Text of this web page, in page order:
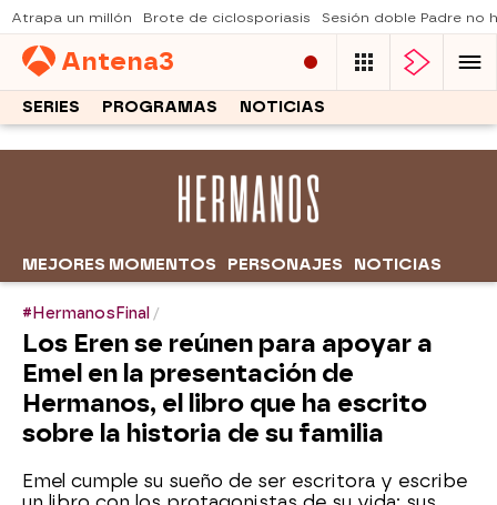
Atrapa un millón Brote de ciclosporiasis Sesión doble Padre no
Antena3
SERIES PROGRAMAS NOTICIAS
MEJORES MOMENTOS PERSONAJES NOTICIAS
#HermanosFinal
Los Eren se reúnen para apoyar a
Emel en la presentación de
Hermanos, el libro que ha escrito
sobre la historia de su familia
Emel cumple su sueño de ser escritora y escribe